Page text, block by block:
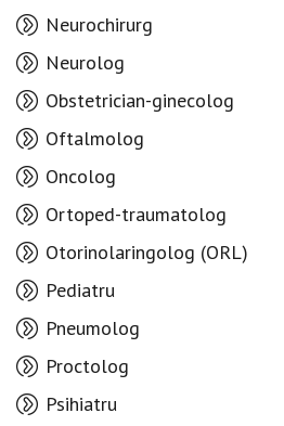
Neurochirurg
Neurolog
Obstetrician-ginecolog
Oftalmolog
Oncolog
Ortoped-traumatolog
Otorinolaringolog (ORL)
Pediatru
Pneumolog
Proctolog
Psihiatru